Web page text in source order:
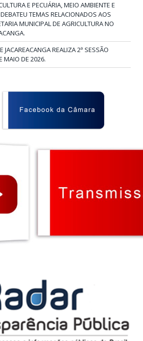
E PECUÁRIA, MEIO AMBIENTE E
TEMAS RELACIONADOS AOS
MUNICIPAL DE AGRICULTURA NO
JACAREACANGA REALIZA 2ª SESSÃO
MAIO DE 2026.